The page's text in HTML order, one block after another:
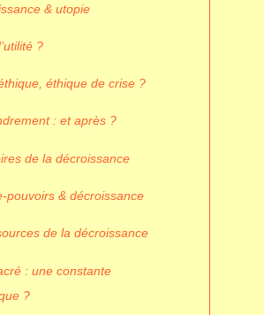
& utopie
?
éthique de crise ?
: et après ?
de la décroissance
pouvoirs & décroissance
de la décroissance
: une constante
?